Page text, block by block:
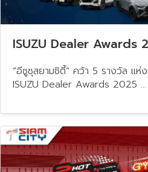
ISUZU Dealer Awards
“อีซูซุสยามซิตี้” คว้า 5 รางวัล แห่
ISUZU Dealer Awards 2025 ...